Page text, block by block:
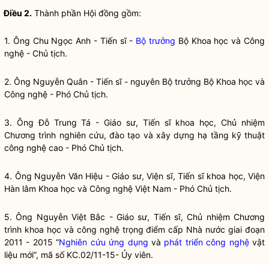
Điều 2. Thành phần Hội đồng gồm:
1. Ông Chu Ngọc Anh - Tiến sĩ - Bộ trưởng Bộ Khoa học vàCông
nghệ - Chủ tịch.
2. Ông Nguyễn Quân - Tiến sĩ - nguyên Bộ trưởng Bộ Khoa học và
Công nghệ - Phó Chủ tịch.
3. Ông Đỗ Trung Tá - Giáo sư, Tiến sĩ khoa học, Chủ nhiệm
Chương trình nghiên cứu, đào tạo và xây dựng hạ tầng kỹ thuật
công nghệ cao - Phó Chủ tịch.
4. Ông Nguyễn Văn Hiệu - Giáo sư, Viện sĩ, Tiến sĩ khoa học, Viện
Hàn lâm Khoa học và Công nghệ Việt Nam - Phó Chủ tịch.
5. Ông Nguyễn Việt Bắc - Giáo sư, Tiến sĩ, Chủ nhiệm Chương
trình khoa học và công nghệ trọng điểm cấp Nhà nước giai đoạn
2011 - 2015 “Nghiên cứu ứng dụng và phát triển công nghệvật
liệu mới”, mã số KC.02/11-15- Ủy viên.